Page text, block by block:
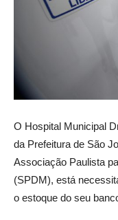
O Hospital Municipal
da Prefeitura de São
Associação Paulista
(SPDM), está
o estoque do seu